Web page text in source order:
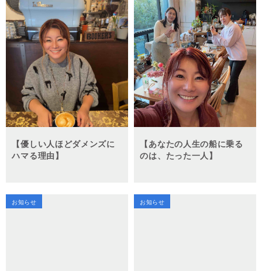
【優しい人ほどダメンズに
ハマる理由】
【あなたの人生の船に乗る
のは、たった一人】
お知らせ お知らせ